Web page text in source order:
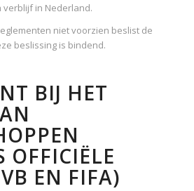
in Nederland.
niet voorzien beslist de
beslissing is bindend.
BIJ HET
OFFICIËLE
EN FIFA)